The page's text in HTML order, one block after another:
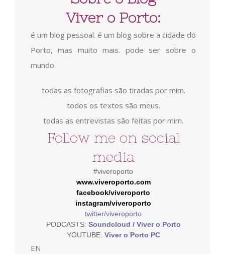
Viver o Porto:
é um blog pessoal. é um blog sobre a cidade do
Porto, mas muito mais. pode ser sobre o
mundo.
todas as fotografias são tiradas por mim.
todos os textos são meus.
todas as entrevistas são feitas por mim.
Follow me on social
media
#viveroporto
www.viveroporto.com
facebook/viveroporto
instagram/viveroporto
twitter/viveroporto
PODCASTS: Soundcloud / Viver o Porto
YOUTUBE: Viver o Porto PC
EN